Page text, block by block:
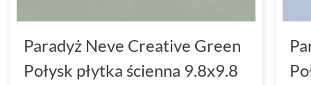
Paradyż Neve Creative Green
Połysk płytka ścienna 9.8x9.8